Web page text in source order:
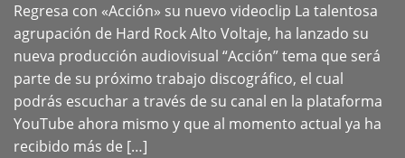
Regresa con «Acción» su nuevo videoclip La talentosa
agrupación de Hard Rock Alto Voltaje, ha lanzado su
nueva producción audiovisual “Acción” tema que será
parte de su próximo trabajo discográfico, el cual
podrás escuchar a través de su canal en la plataforma
YouTube ahora mismo y que al momento actual ya ha
recibido más de […]
+